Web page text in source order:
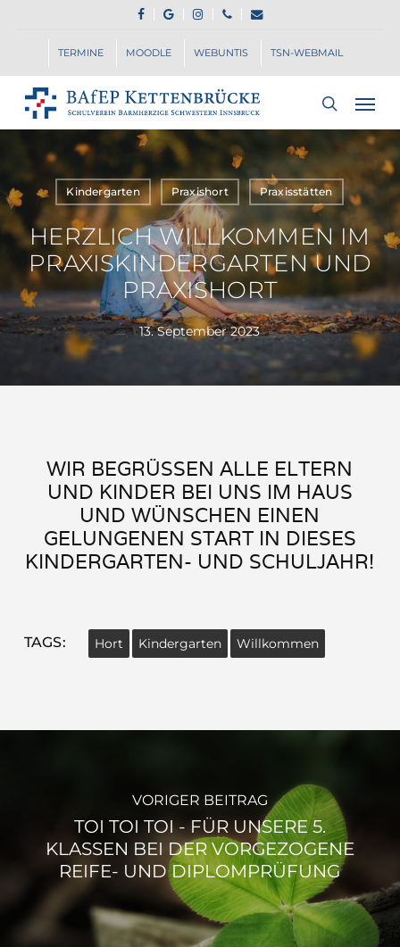
content
FACEBOOK
GOOGLE-
PLUS
INSTAGRAM
PHONEEMAIL
TERMINE MOODLE WEBUNTIS TSN-WEBMAIL
search
Menu
Kindergarten Praxishort Praxisstätten
HERZLICH WILLKOMMEN IM
PRAXISKINDERGARTEN UND
PRAXISHORT
13. September 2023
WIR BEGRÜSSEN ALLE ELTERN U
ND KINDER BEI UNS IM HAUS U
ND WÜNSCHEN EINEN G
ELUNGENEN START IN DIESES K
INDERGARTEN- UND SCHULJAHR!
TAGS: Hort Kindergarten Willkommen
VORIGER BEITRAG
TOI TOI TOI - FÜR UNSERE 5.
KLASSEN BEI DER VORGEZOGENE
REIFE- UND DIPLOMPRÜFUNG